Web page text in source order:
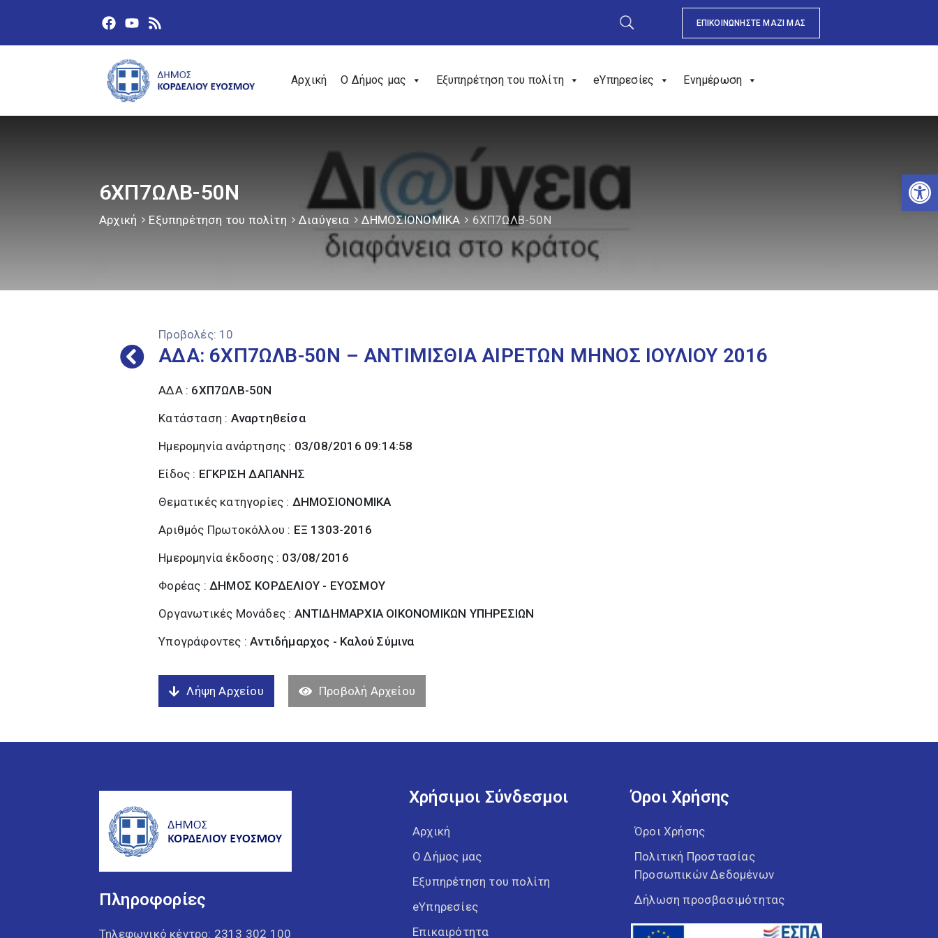
ΕΠΙΚΟΙΝΩΝΗΣΤΕ ΜΑΖΙ ΜΑΣ
Αρχική Ο Δήμος μας Εξυπηρέτηση του πολίτη eΥπηρεσίες Ενημέρωση
6ΧΠ7ΩΛΒ-50Ν
Αρχική Εξυπηρέτηση του πολίτη Διαύγεια ΔΗΜΟΣΙΟΝΟΜΙΚΑ 6ΧΠ7ΩΛΒ-50Ν
Προβολές: 10
ΑΔΑ: 6ΧΠ7ΩΛΒ-50Ν – ΑΝΤΙΜΙΣΘΙΑ ΑΙΡΕΤΩΝ ΜΗΝΟΣ ΙΟΥΛΙΟΥ 2016
ΑΔΑ : 6ΧΠ7ΩΛΒ-50Ν
Κατάσταση : Αναρτηθείσα
Ημερομηνία ανάρτησης : 03/08/2016 09:14:58
Είδος : ΕΓΚΡΙΣΗ ΔΑΠΑΝΗΣ
Θεματικές κατηγορίες : ΔΗΜΟΣΙΟΝΟΜΙΚΑ
Αριθμός Πρωτοκόλλου : ΕΞ 1303-2016
Ημερομηνία έκδοσης : 03/08/2016
Φορέας :ΔΗΜΟΣ ΚΟΡΔΕΛΙΟΥ - ΕΥΟΣΜΟΥ
Οργανωτικές Μονάδες : ΑΝΤΙΔΗΜΑΡΧΙΑ ΟΙΚΟΝΟΜΙΚΩΝ ΥΠΗΡΕΣΙΩΝ
Υπογράφοντες :Αντιδήμαρχος - Καλού Σύµινα
Λήψη Αρχείου Προβολή Αρχείου
Πληροφορίες
Τηλεφωνικό κέντρο: 2313 302 100
Χρήσιμοι Σύνδεσμοι
Αρχική
Ο Δήμος μας
Εξυπηρέτηση του πολίτη
eΥπηρεσίες
Επικαιρότητα
Όροι Χρήσης
Όροι Χρήσης
Πολιτική Προστασίας
Προσωπικών Δεδομένων
Δήλωση προσβασιμότητας